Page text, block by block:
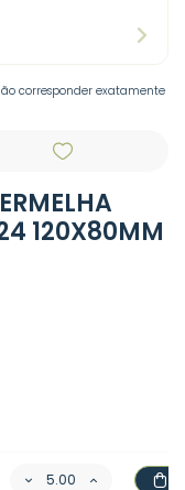
corresponder exatamente
120X80MM